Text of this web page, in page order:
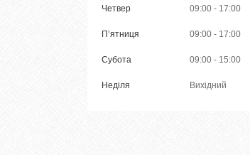
Четвер 09:00 17:00
Пʼятниця 09:00 17:00
Субота 09:00 15:00
Неділя Вихідний